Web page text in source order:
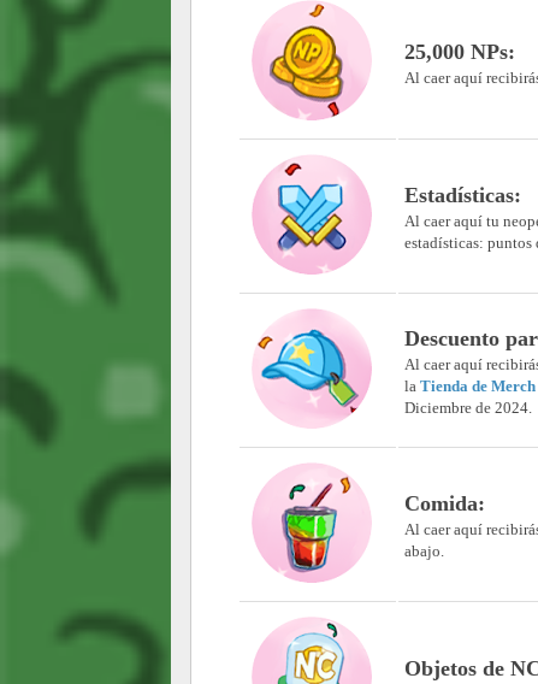
25,000 NPs:
Al caer aquí
Estadísticas:
Al caer aquí tu
estadísticas:
Descuento
Al caer aquí
laTienda de
Diciembre de 2024.
Comida:
Al caer aquí
abajo.
Objetos de